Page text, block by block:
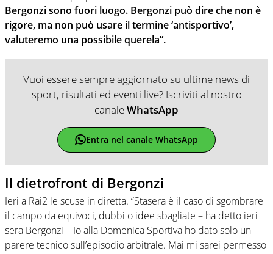
Bergonzi sono fuori luogo. Bergonzi può dire che non è
rigore, ma non può usare il termine ‘antisportivo’,
valuteremo una possibile querela”.
Vuoi essere sempre aggiornato su ultime news di
sport, risultati ed eventi live? Iscriviti al nostro
canaleWhatsApp
Entra nel canale WhatsApp
Il dietrofront di Bergonzi
Ieri a Rai2 le scuse in diretta. “Stasera è il caso di sgombrare
il campo da equivoci, dubbi o idee sbagliate – ha detto ieri
sera Bergonzi – Io alla Domenica Sportiva ho dato solo un
parere tecnico sull’episodio arbitrale. Mai mi sarei permesso